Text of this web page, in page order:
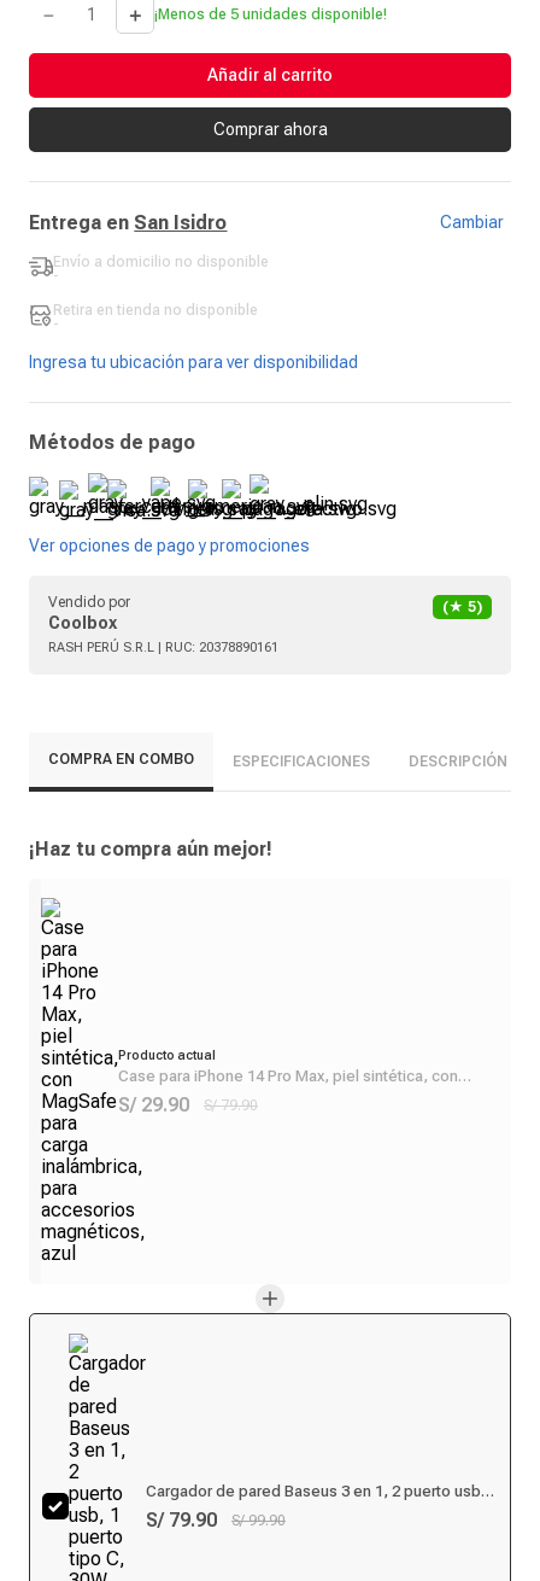
＋
－ ¡Menos de 5 unidades disponible!
Añadir al carrito
Comprar ahora
Entrega en San Isidro Cambiar
Envío a domicilio no disponible
-
Retira en tienda no disponible
-
Ingresa tu ubicación para ver disponibilidad
Métodos de pago
Ver opciones de pago y promociones
Vendido por
Coolbox
(★ 5)
RASH PERÚ S.R.L | RUC: 20378890161
COMPRA EN COMBO ESPECIFICACIONES DESCRIPCIÓN
¡Haz tu compra aún mejor!
Producto actual
Case para iPhone 14 Pro Max, piel sintética, con
MagSafe para carga inalámbrica, para accesorios
magnéticos, azul
S/ 29.90 S/ 79.90
Cargador de pared Baseus 3 en 1, 2 puerto usb, 1
puerto tipo C, 30W, para iOS y android, negro
S/ 79.90 S/ 99.90